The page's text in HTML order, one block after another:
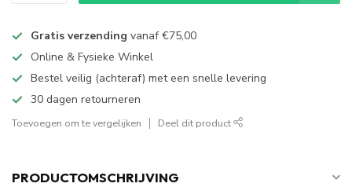
Gratis verzending vanaf€75,00
Online & Fysieke Winkel
Bestel veilig (achteraf) met een snelle levering
30 dagen retourneren
Toevoegen om te vergelijken Deel dit product
PRODUCTOMSCHRIJVING